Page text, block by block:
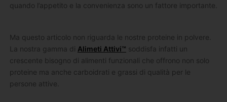
quando l’appetito e la convenienza sono un fattore importante.
Ma questo articolo non riguarda le nostre proteine ​​in polvere.
La nostra gamma di Alimeti Attivi™ soddisfa infatti un
crescente bisogno di alimenti funzionali che offrono non solo
proteine ma anche carboidrati e grassi ​​di qualità per le
persone attive.